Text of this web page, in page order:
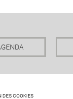
DES COOKIES